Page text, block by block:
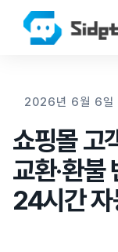
2026년 6월 6일
쇼핑몰 고
교환·환불
24시간 자